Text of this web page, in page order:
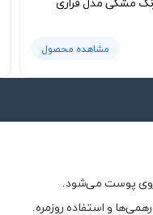
مشاهده محصول
و استفاده روزمره.